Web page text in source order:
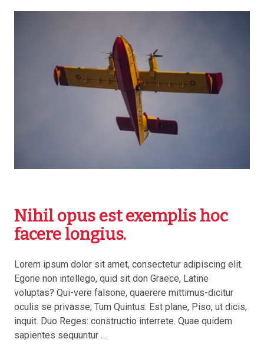
Nihil opus est exemplis hoc
facere longius.
Lorem ipsum dolor sit amet, consectetur adipiscing elit.
Egone non intellego, quid sit don Graece, Latine
voluptas? Qui-vere falsone, quaerere mittimus-dicitur
oculis se privasse; Tum Quintus: Est plane, Piso, ut dicis,
inquit. Duo Reges: constructio interrete. Quae quidem
sapientes sequuntur …